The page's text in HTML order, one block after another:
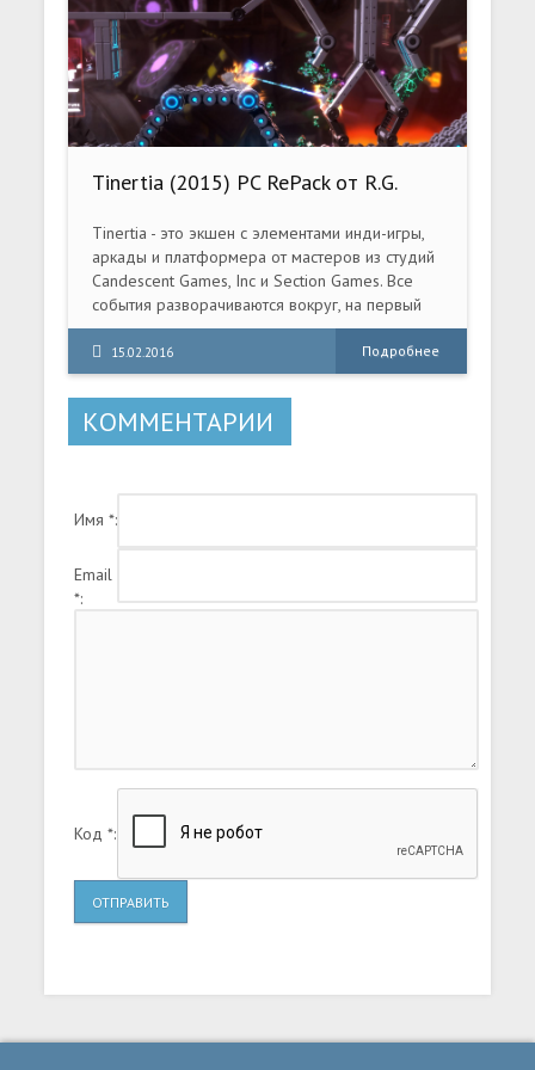
когда все готово, можете либо нанять главного
тренера, который будет руководить вашей
командой из-за скамьи запасных, либо взять
эту обязанность на себя.
Tinertia (2015) PC RePack от R.G.
Tinertia - это экшен с элементами инди-игры,
аркады и платформера от мастеров из студий
Candescent Games, Inc и Section Games. Все
события разворачиваются вокруг, на первый
взгляд, безобидного бота по имени Уэлдон.
15.02.2016 Подробнее
КОММЕНТАРИИ
Имя *:
Email
*:
Код *:
ОТПРАВИТЬ